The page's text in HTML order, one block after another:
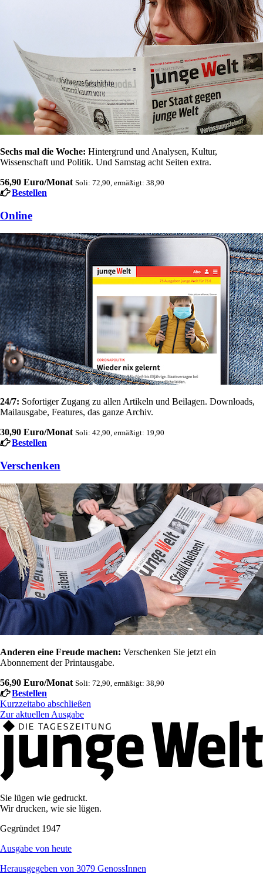
Sechs mal die Woche: Hintergrund und Analysen, Kultur,
Wissenschaft und Politik. Und Samstag acht Seiten extra.
56,90 Euro/Monat Soli: 72,90, ermäßigt: 38,90
Bestellen
Online
24/7: Sofortiger Zugang zu allen Artikeln und Beilagen. Downloads,
Mailausgabe, Features, das ganze Archiv.
30,90 Euro/Monat Soli: 42,90, ermäßigt: 19,90
Bestellen
Verschenken
Anderen eine Freude machen: Verschenken Sie jetzt ein
Abonnement der Printausgabe.
56,90 Euro/Monat Soli: 72,90, ermäßigt: 38,90
Bestellen
Kurzzeitabo abschließen
Zur aktuellen Ausgabe
Sie lügen wie gedruckt.
Wir drucken, wie sie lügen.
Gegründet 1947
Ausgabe von heute
Herausgegeben von 3079 GenossInnen